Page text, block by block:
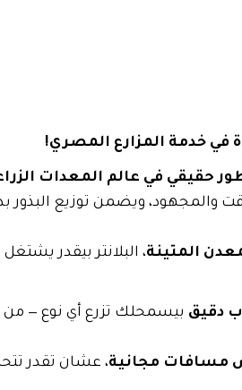
في خدمة المزارع المصري!
حقيقي في عالم المعدات
ويضمن توزيع البذور
المتينة، البلانتر بيقدر
دقيق بيسمحلك تزرع أي نوع —
مسافات مجانية، عشان تقدر